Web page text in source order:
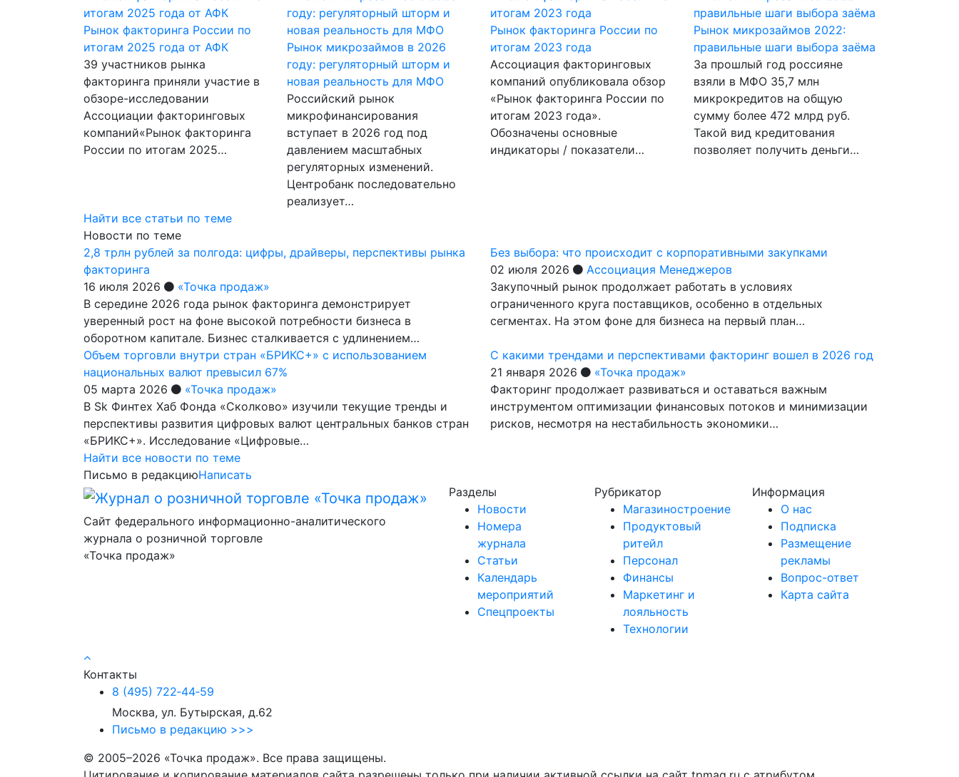
Рынок факторинга России по
итогам 2025 года от АФК
39 участников рынка
факторинга приняли участие в
обзоре-исследовании
Ассоциации факторинговых
компаний«Рынок факторинга
России по итогам 2025…
Рынок микрозаймов в 2026
году: регуляторный шторм и
новая реальность для МФО
Российский рынок
микрофинансирования
вступает в 2026 год под
давлением масштабных
регуляторных изменений.
Центробанк последовательно
реализует…
Рынок факторинга России по
итогам 2023 года
Ассоциация факторинговых
компаний опубликовала обзор
«Рынок факторинга России по
итогам 2023 года».
Обозначены основные
индикаторы / показатели…
Рынок микрозаймов 2022:
правильные шаги выбора заёма
За прошлый год россияне
взяли в МФО 35,7 млн
микрокредитов на общую
сумму более 472 млрд руб.
Такой вид кредитования
позволяет получить деньги…
Найти все статьи по теме
Новости по теме
2,8 трлн рублей за полгода: цифры, драйверы, перспективы рынка
факторинга
16 июля 2026
«Точка продаж»
В середине 2026 года рынок факторинга демонстрирует
уверенный рост на фоне высокой потребности бизнеса в
оборотном капитале. Бизнес сталкивается с удлинением…
Без выбора: что происходит с корпоративными закупками
02 июля 2026
Ассоциация Менеджеров
Закупочный рынок продолжает работать в условиях
ограниченного круга поставщиков, особенно в отдельных
сегментах. На этом фоне для бизнеса на первый план…
Объем торговли внутри стран «БРИКС+» с использованием
национальных валют превысил 67%
05 марта 2026
«Точка продаж»
В Sk Финтех Хаб Фонда «Сколково» изучили текущие тренды и
перспективы развития цифровых валют центральных банков стран
«БРИКС+». Исследование «Цифровые…
С какими трендами и перспективами факторинг вошел в 2026 год
21 января 2026
«Точка продаж»
Факторинг продолжает развиваться и оставаться важным
инструментом оптимизации финансовых потоков и минимизации
рисков, несмотря на нестабильность экономики…
Найти все новости по теме
Письмо в редакциюНаписать
Сайт федерального информационно-аналитического
журнала о розничной торговле
«Точка продаж»
Разделы
Новости
Номера
журнала
Статьи
Календарь
мероприятий
Спецпроекты
Рубрикатор
Магазиностроение
Продуктовый
ритейл
Персонал
Финансы
Маркетинг и
лояльность
Технологии
Информация
О нас
Подписка
Размещение
рекламы
Вопрос-ответ
Карта сайта
Контакты
8 (495) 722‑44‑59
Москва, ул. Бутырская, д.62
Письмо в редакцию >>>
© 2005–2026 «Точка продаж». Все права защищены.